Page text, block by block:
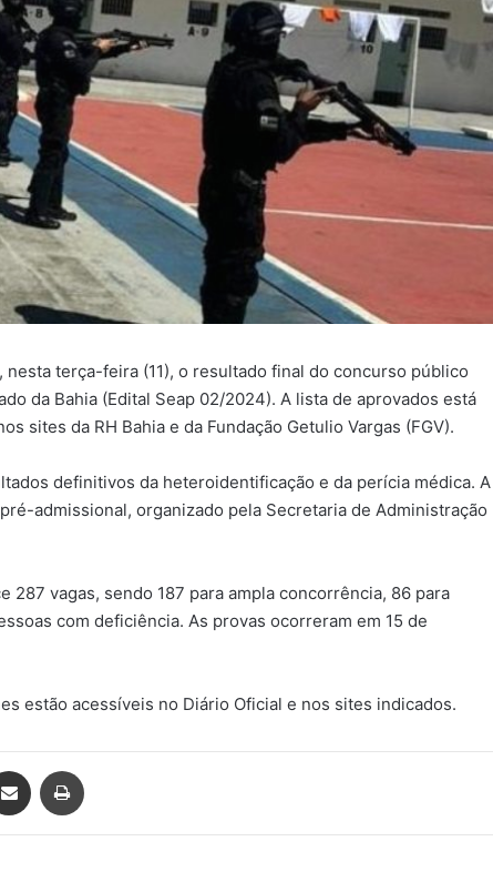
terça-feira (11), o resultado final do concurso público
da Bahia (Edital Seap 02/2024). A lista de aprovados está
sites da RH Bahia e da Fundação Getulio Vargas (FGV).
definitivos da heteroidentificação e da perícia médica. A
admissional, organizado pela Secretaria de Administração
287 vagas, sendo 187 para ampla concorrência, 86 para
com deficiência. As provas ocorreram em 15 de
estão acessíveis no Diário Oficial e nos sites indicados.
Compartilhar via e-mail